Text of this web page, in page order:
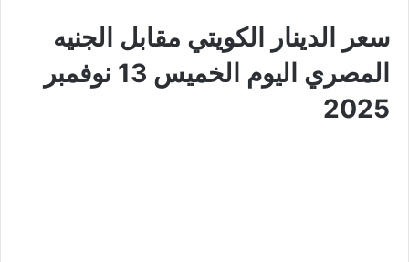
سعر الدينار الكويتي مقابل الجنيه
المصري اليوم الخميس 13 نوفمبر
2025